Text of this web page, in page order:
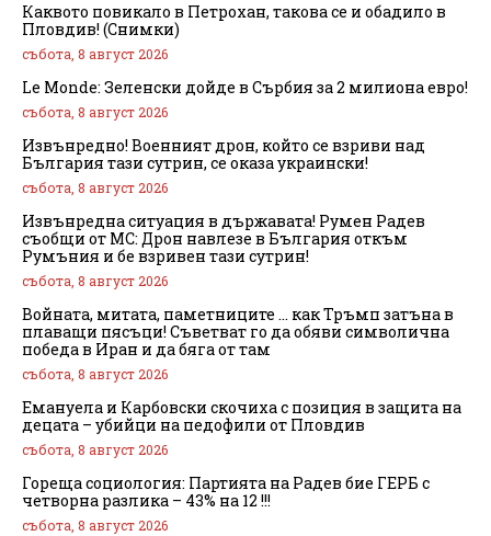
Каквото повикало в Петрохан, такова се и обадило в
Пловдив! (Снимки)
събота, 8 август 2026
Le Monde: Зеленски дойде в Сърбия за 2 милиона евро!
събота, 8 август 2026
Извънредно! Военният дрон, който се взриви над
България тази сутрин, се оказа украински!
събота, 8 август 2026
Извънредна ситуация в държавата! Румен Радев
съобщи от МС: Дрон навлезе в България откъм
Румъния и бе взривен тази сутрин!
събота, 8 август 2026
Войната, митата, паметниците … как Тръмп затъна в
плаващи пясъци! Съветват го да обяви символична
победа в Иран и да бяга от там
събота, 8 август 2026
Емануела и Карбовски скочиха с позиция в защита на
децата – убийци на педофили от Пловдив
събота, 8 август 2026
Гореща социология: Партията на Радев бие ГЕРБ с
четворна разлика – 43% на 12 !!!
събота, 8 август 2026